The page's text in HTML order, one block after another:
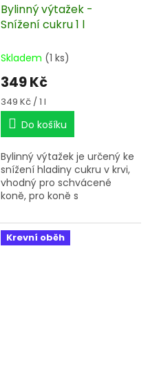
Bylinný výtažek -
Snížení cukru 1 l
Skladem (1 ks)
349 Kč
Měrná
cena:
349 Kč / 1 l
Do košíku
Bylinný výtažek je určený ke
snížení hladiny cukru v krvi,
vhodný pro schvácené
koně, pro koně s
a pro koně s metabolickými
poruchami a jako prevence
při přechodu na jarní trávu.
Krevní oběh